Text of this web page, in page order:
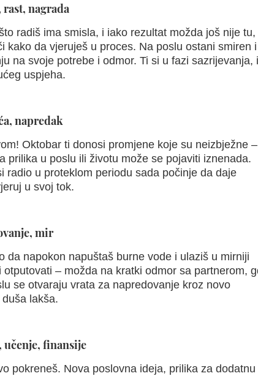
nagrada
radiš ima smisla, i iako rezultat možda još nije tu,
kako da vjeruješ u proces. Na poslu ostani smiren
na svoje potrebe i odmor. Ti si u fazi sazrijevanja, i
uspjeha.
napredak
Oktobar ti donosi promjene koje su neizbježne
prilika u poslu ili životu može se pojaviti iznenada.
radio u proteklom periodu sada počinje da daje
u svoj tok.
mir
da napokon napuštaš burne vode i ulaziš u mirniji
– možda na kratki odmor sa partnerom,
se otvaraju vrata za napredovanje kroz novo
lakša.
učenje, finansije
pokreneš. Nova poslovna ideja, prilika za dodatnu